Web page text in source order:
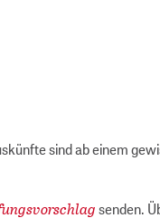
sind ab einem
senden.